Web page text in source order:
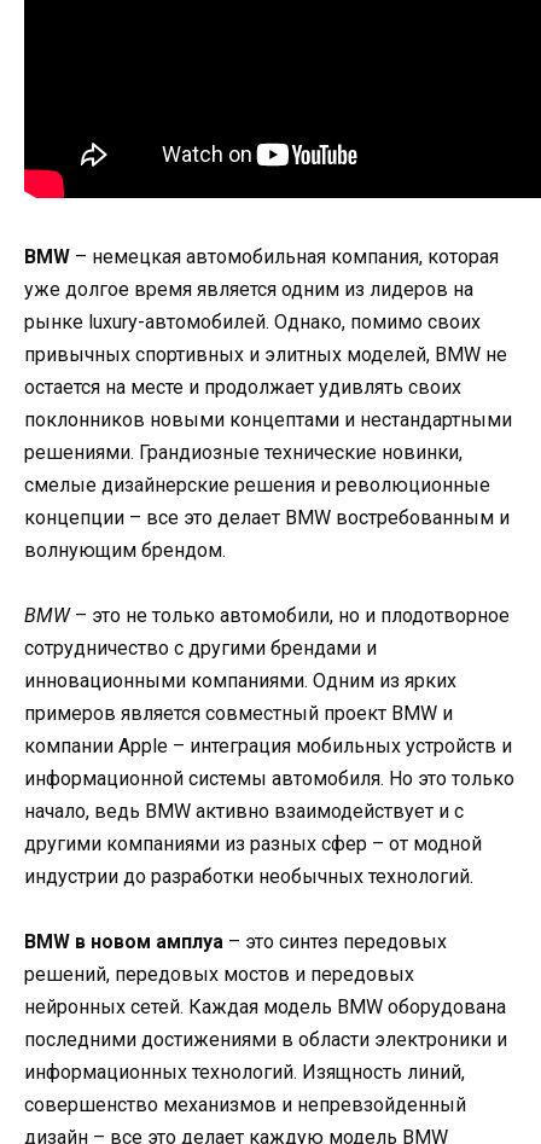
BMW – немецкая автомобильная компания, которая
уже долгое время является одним из лидеров на
рынке luxury-автомобилей. Однако, помимо своих
привычных спортивных и элитных моделей, BMW не
остается на месте и продолжает удивлять своих
поклонников новыми концептами и нестандартными
решениями. Грандиозные технические новинки,
смелые дизайнерские решения и революционные
концепции – все это делает BMW востребованным и
волнующим брендом.
BMW– это не только автомобили, но и плодотворное
сотрудничество с другими брендами и
инновационными компаниями. Одним из ярких
примеров является совместный проект BMW и
компании Apple – интеграция мобильных устройств и
информационной системы автомобиля. Но это только
начало, ведь BMW активно взаимодействует и с
другими компаниями из разных сфер – от модной
индустрии до разработки необычных технологий.
BMW в новом амплуа – это синтез передовых
решений, передовых мостов и передовых
нейронных сетей. Каждая модель BMW оборудована
последними достижениями в области электроники и
информационных технологий. Изящность линий,
совершенство механизмов и непревзойденный
дизайн – все это делает каждую модель BMW